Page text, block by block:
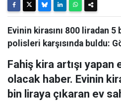
Evinin kirasını 800 liradan 5
polisleri karşısında buldu:
Fahiş kira artışı
olacak haber. Evinin
bin liraya çıkaran ev